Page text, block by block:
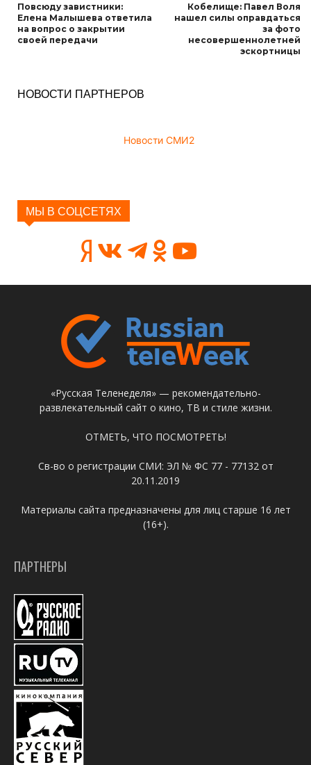
Повсюду завистники:
Елена Малышева ответила
на вопрос о закрытии
своей передачи
Кобелище: Павел Воля
нашел силы оправдаться
за фото
несовершеннолетней
эскортницы
НОВОСТИ ПАРТНЕРОВ
Новости СМИ2
МЫ В СОЦСЕТЯХ
«Русская Теленеделя» — рекомендательно-
развлекательный сайт о кино, ТВ и стиле жизни.
ОТМЕТЬ, ЧТО ПОСМОТРЕТЬ!
Св-во о регистрации СМИ: ЭЛ № ФС 77 - 77132 от
20.11.2019
Материалы сайта предназначены для лиц старше 16 лет
(16+).
ПАРТНЕРЫ